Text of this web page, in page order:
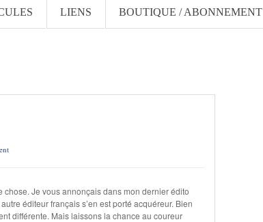
LIENS BOUTIQUE / ABONNEMENT
Je vous annonçais dans mon dernier édito
éditeur français s’en est porté acquéreur. Bien
différente. Mais laissons la chance au coureur